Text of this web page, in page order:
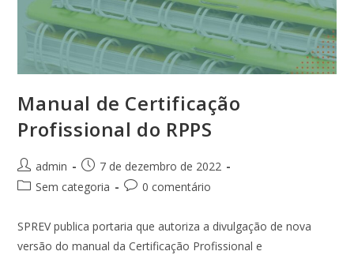
Manual de Certificação
Profissional do RPPS
Autor
do
admin
Post
publicado:
7 de dezembro de 2022
Categoria
post:
Sem categoria
Comentários
post:
0 comentário
SPREV publica portaria que autoriza a divulgação de nova
versão do manual da Certificação Profissional e